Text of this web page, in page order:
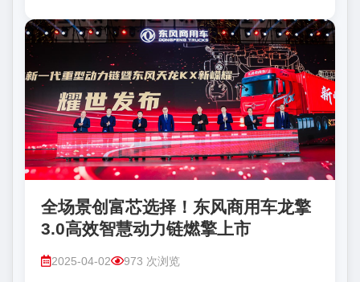
全场景创富芯选择！东风商用车龙擎
3.0高效智慧动力链燃擎上市
2025-04-02 973 次浏览